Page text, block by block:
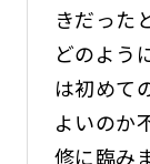
きだった
どのよう
は初めて
よいのか
修に臨み